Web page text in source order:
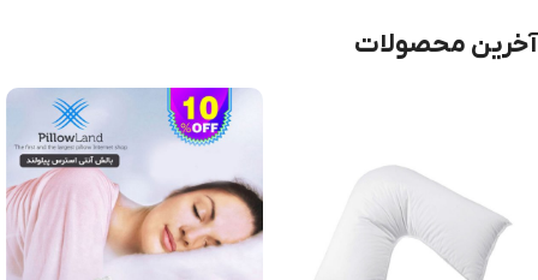
آخرین محصولات